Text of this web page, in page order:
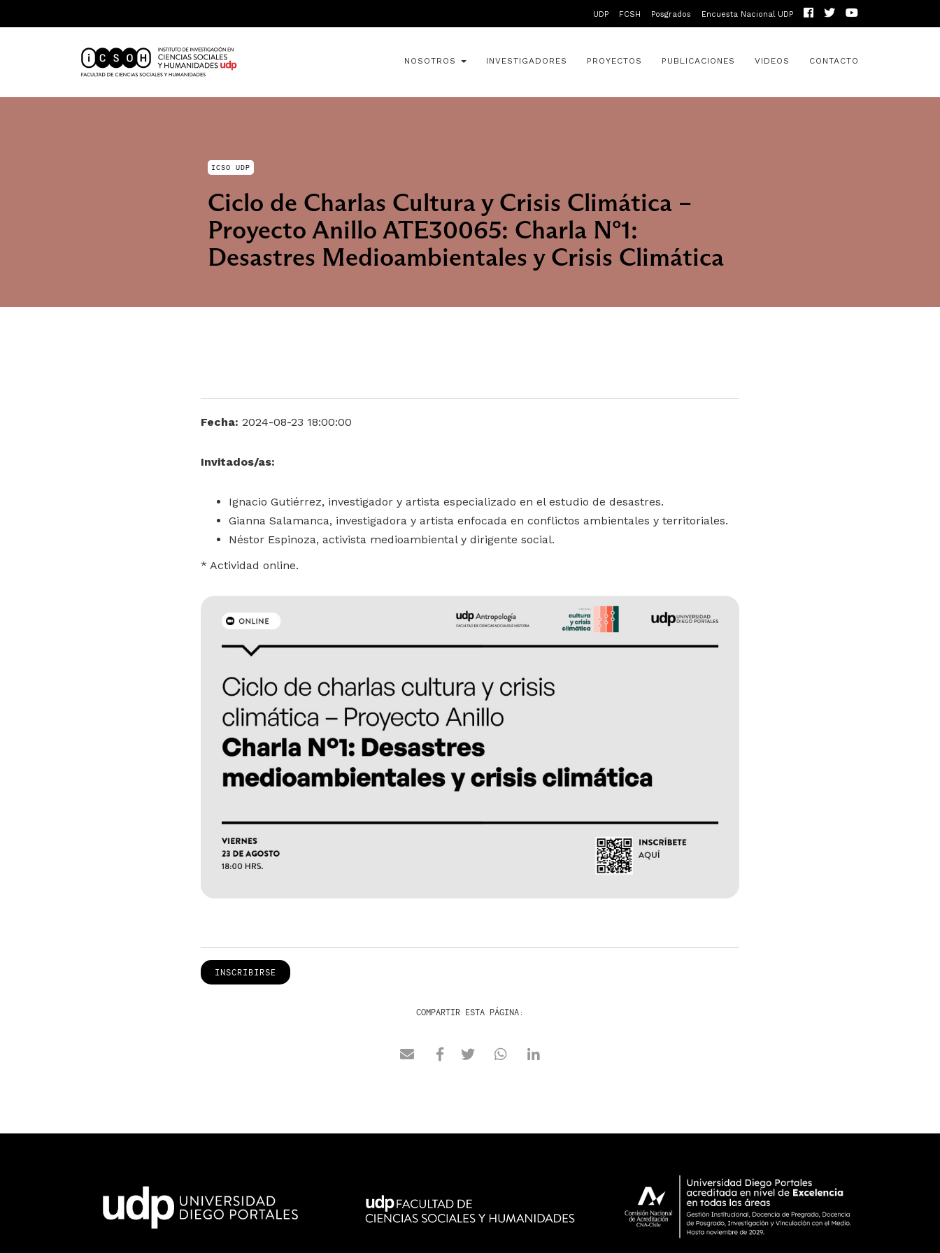
UDP FCSH Posgrados Encuesta Nacional UDP
NOSOTROS INVESTIGADORES PROYECTOS PUBLICACIONES VIDEOS CONTACTO
ICSO UDP
Ciclo de Charlas Cultura y Crisis Climática –
Proyecto Anillo ATE30065: Charla N°1:
Desastres Medioambientales y Crisis Climática
Fecha: 2024-08-23 18:00:00
Invitados/as:
Ignacio Gutiérrez, investigador y artista especializado en el estudio de desastres.
Gianna Salamanca, investigadora y artista enfocada en conflictos ambientales y territoriales.
Néstor Espinoza, activista medioambiental y dirigente social.
* Actividad online.
INSCRIBIRSE
COMPARTIR ESTA PÁGINA: